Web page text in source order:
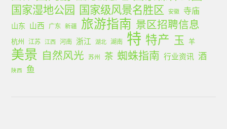
国家湿地公园 国家级风景名胜区 安徽 寺庙
山东 山西 广东 新疆 旅游指南 景区招聘信息
杭州 江苏 江西 河南 浙江 湖北 湖南 特 特产 玉 羊
美景 自然风光 苏州 茶 蜘蛛指南 行业资讯 酒
陕西 鱼